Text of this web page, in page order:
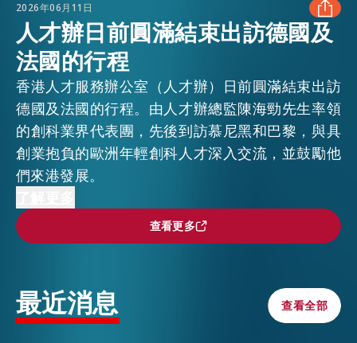
居港須知
人才支援
就業資訊
在港營商
活動情報
最新消息
2026年06月11日
LINKEDIN
WHATSAPP
EMAIL
人才辦日前圓滿結束出訪德國及
法國的行程
香港人才服務辦公室（人才辦）日前圓滿結束出訪
德國及法國的行程。由人才辦總監陳海勁先生率領
的創科業界代表團，先後到訪慕尼黑和巴黎，與具
創業抱負的歐洲年輕創科人才深入交流，並鼓勵他
們來港發展。
外，人才辦亦分別於慕尼黑的 TUM-XR 及巴黎
的 STATION F舉辦了「香港：亞洲頂尖人才樞
銀行及支付委員會聯合主席兼Unlimit亞太區主管
馮美珊女士、香港科技園公司院校合作及創業高級
查看更多
查看更多
最近消息 查看全部
查看全部